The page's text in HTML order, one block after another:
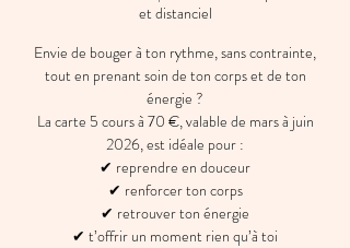
et distanciel
Envie de bouger à ton rythme, sans contrainte,
tout en prenant soin de ton corps et de ton
énergie ?
La carte 5 cours à 70 €, valable de mars à juin
2026, est idéale pour :
✔ reprendre en douceur
✔ renforcer ton corps
✔ retrouver ton énergie
✔ t’offrir un moment rien qu’à toi